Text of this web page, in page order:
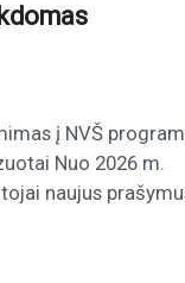
į NVŠ
Nuo 2026 m.
naujus